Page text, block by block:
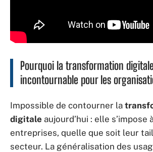
Pourquoi la transformation
incontournable pour les
Impossible de contourner la
digitale aujourd’hui : elle s’impose
entreprises, quelle que soit leur
secteur. La généralisation des